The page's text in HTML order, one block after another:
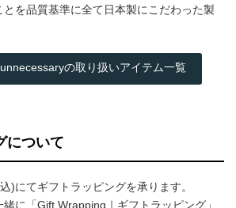
を品質基準に全て日本製にこだわった製
の取り扱いアイテム一覧
について
)にてギフトラッピングを承ります。
に「Gift Wrapping｜ギフトラッピング」